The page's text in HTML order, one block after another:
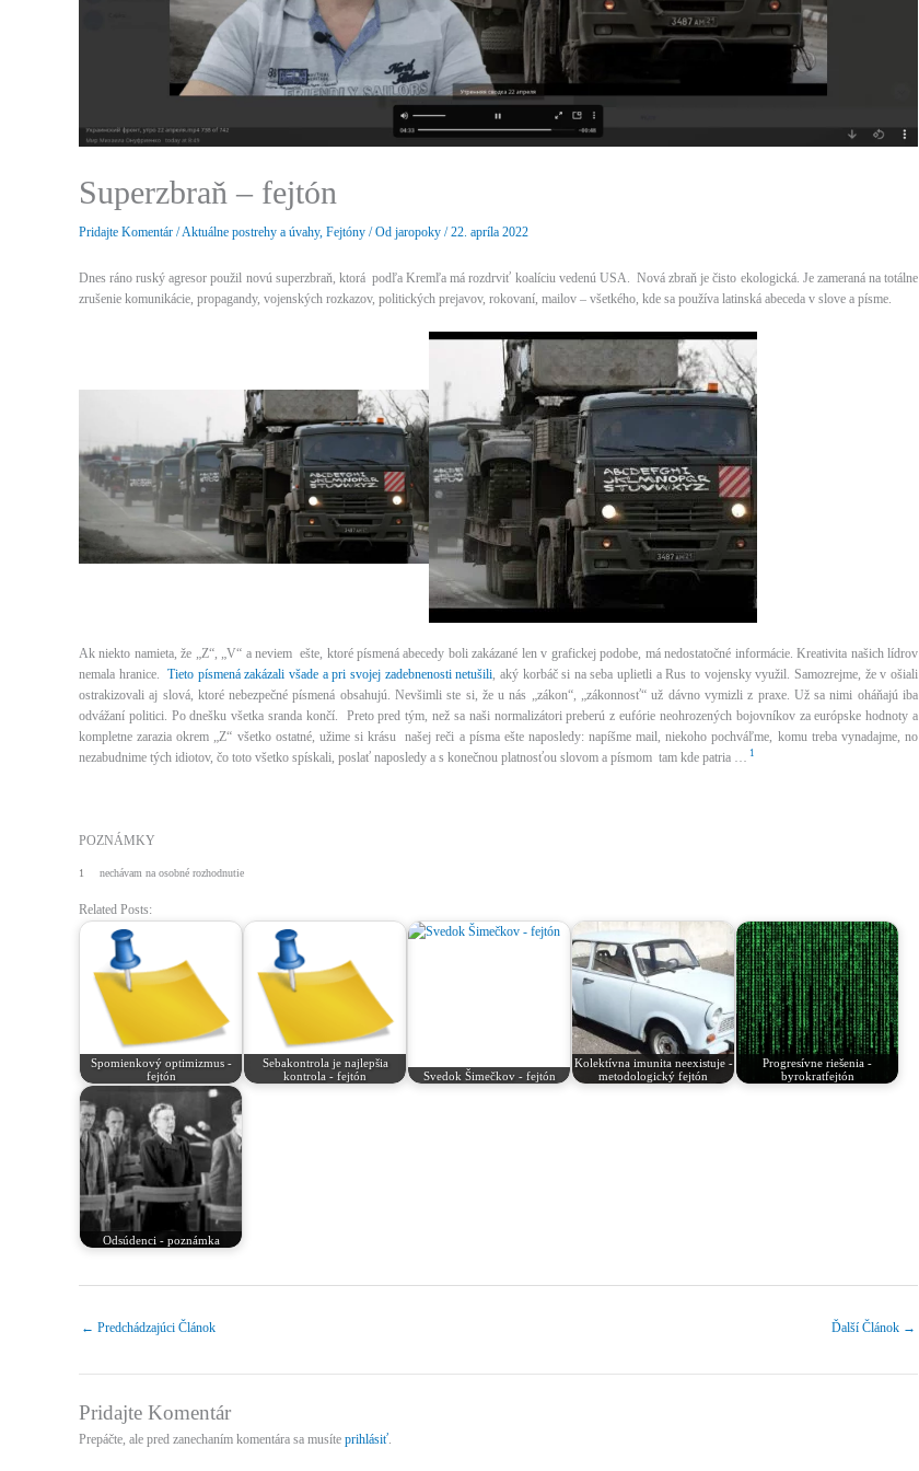
Superzbraň – fejtón
Pridajte Komentár /Aktuálne postrehy a úvahy, Fejtóny / Od jaropoky /22. apríla 2022
Dnes ráno ruský agresor použil novú superzbraň, ktorá podľa Kremľa má rozdrviť koalíciu vedenú USA. Nová zbraň je čisto ekologická. Je zameraná na totálne
zrušenie komunikácie, propagandy, vojenských rozkazov, politických prejavov, rokovaní, mailov – všetkého, kde sa používa latinská abeceda v slove a písme.
Ak niekto namieta, že „Z“, „V“ a neviem ešte, ktoré písmená abecedy boli zakázané len v grafickej podobe, má nedostatočné informácie. Kreativita našich lídrov
nemala hranice. Tieto písmená zakázali všade a pri svojej zadebnenosti netušili, aký korbáč si na seba uplietli a Rus to vojensky využil. Samozrejme, že v ošiali
ostrakizovali aj slová, ktoré nebezpečné písmená obsahujú. Nevšimli ste si, že u nás „zákon“, „zákonnosť“ už dávno vymizli z praxe. Už sa nimi oháňajú iba
odvážaní politici. Po dnešku všetka sranda končí. Preto pred tým, než sa naši normalizátori preberú z eufórie neohrozených bojovníkov za európske hodnoty a
kompletne zarazia okrem „Z“ všetko ostatné, užime si krásu našej reči a písma ešte naposledy: napíšme mail, niekoho pochváľme, komu treba vynadajme, no
nezabudnime tých idiotov, čo toto všetko spískali, poslať naposledy a s konečnou platnosťou slovom a písmom tam kde patria … 1
POZNÁMKY
1 nechávam na osobné rozhodnutie
Related Posts:
Spomienkový optimizmus -
fejtón
Sebakontrola je najlepšia
kontrola - fejtón
Svedok Šimečkov - fejtón
Kolektívna imunita neexistuje -
metodologický fejtón
Progresívne riešenia -
byrokratfejtón
Odsúdenci - poznámka
← Predchádzajúci Článok Ďalší Článok →
Pridajte Komentár
Prepáčte, ale pred zanechaním komentára sa musíte prihlásiť